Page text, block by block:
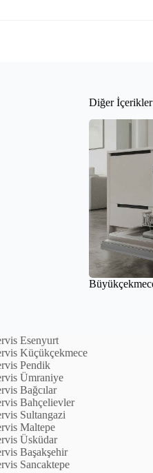
Diğer
Esenyurt
Küçükçekmece
Pendik
Ümraniye
Bağcılar
Bahçelievler
Sultangazi
Maltepe
Üsküdar
Başakşehir
Sancaktepe